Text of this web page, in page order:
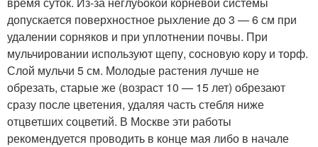
допускается поверхностное рыхление до 3 — 6 см при
удалении сорняков и при уплотнении почвы. При
мульчировании используют щепу, сосновую кору и торф.
Слой мульчи 5 см. Молодые растения лучше не
обрезать, старые же (возраст 10 — 15 лет) обрезают
сразу после цветения, удаляя часть стебля ниже
отцветших соцветий. В Москве эти работы
рекомендуется проводить в конце мая либо в начале